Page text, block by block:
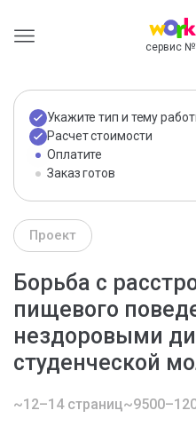
сервис
Укажите тип и тему
Расчет стоимости
Оплатите
Заказ готов
Проект
Борьба с
пищевого
нездоровыми
студенческой
~12–14 страниц